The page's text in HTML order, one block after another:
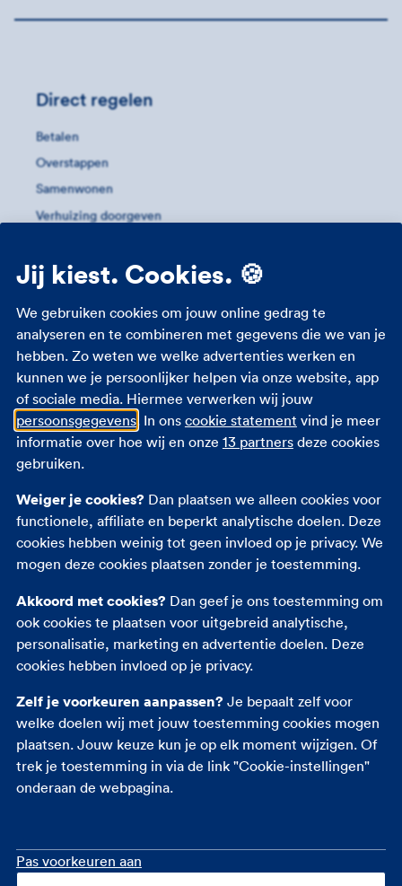
Direct regelen
Betalen
Overstappen
Samenwonen
Verhuizing doorgeven
Meer informatie
Conflict met werkgever
Consumentenrecht
Overlast zonnepanelen
Scheiding
Scheiding - mediation
Autoverzekering
Inboedelverzekering
Opstalverzekering
Overlijdensrisicoverzekering
Reisverzekering
Zorgverzekering
Jij kiest. Cookies. 🍪
We gebruiken cookies om jouw online gedrag te
analyseren en te combineren met gegevens die we van je
hebben. Zo weten we welke advertenties werken en
kunnen we je persoonlijker helpen via onze website, app
of sociale media. Hiermee verwerken wij jouw
persoonsgegevens. In ons cookie statement vind je meer
informatie over hoe wij en onze 13 partnersdeze cookies
gebruiken.
Weiger je cookies? Dan plaatsen we alleen cookies voor
functionele, affiliate en beperkt analytische doelen. Deze
cookies hebben weinig tot geen invloed op je privacy. We
mogen deze cookies plaatsen zonder je toestemming.
Akkoord met cookies? Dan geef je ons toestemming om
ook cookies te plaatsen voor uitgebreid analytische,
personalisatie, marketing en advertentie doelen. Deze
cookies hebben invloed op je privacy.
Zelf je voorkeuren aanpassen? Je bepaalt zelf voor
welke doelen wij met jouw toestemming cookies mogen
plaatsen. Jouw keuze kun je op elk moment wijzigen. Of
trek je toestemming in via de link "Cookie-instellingen"
onderaan de webpagina.
Pas voorkeuren aan